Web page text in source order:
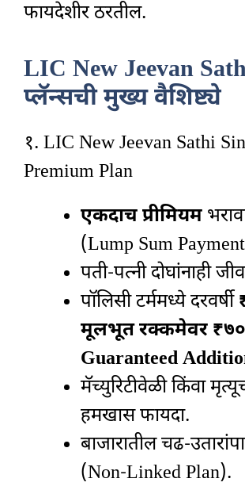
फायदेशीर ठरतील.
LIC New Jeevan
प्लॅन्सची मुख्य वैशिष्ट्ये
१. LIC New Jeevan Sathi
Premium Plan
एकदाच प्रीमियम
(Lump Sum
पती-पत्नी दोघांनाही
पॉलिसी टर्ममध्ये दरवर्षी
मूलभूत रक्कमेवर ₹७०
Guaranteed
मॅच्युरिटीवेळी किंवा
हमखास फायदा.
बाजारातील चढ-
(Non-Linked Plan).